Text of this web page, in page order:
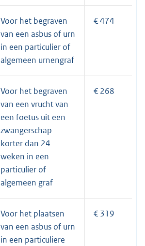
Voor het begraven
van een asbus of urn
in een particulier of
algemeen urnengraf
€ 474
Voor het begraven
van een vrucht van
een foetus uit een
zwangerschap
korter dan 24
weken in een
particulier of
algemeen graf
€ 268
Voor het plaatsen
van een asbus of urn
in een particuliere
€ 319